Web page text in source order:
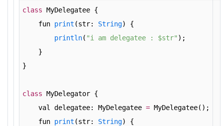
class MyDelegatee {
fun print (str: String) {
println( "i am delegatee : $str" );
}
}
class MyDelegator {
val delegatee: MyDelegatee = MyDelegatee();
fun print (str: String) {